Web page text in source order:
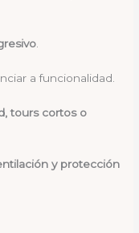
.
a funcionalidad.
tours cortos o
y protección